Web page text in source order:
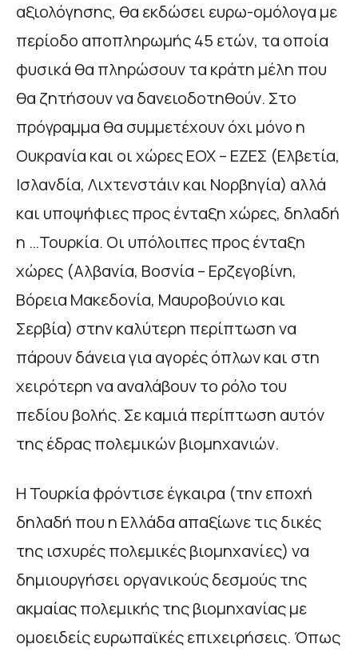
αξιολόγησης, θα εκδώσει ευρω-ομόλογα με
περίοδο αποπληρωμής 45 ετών, τα οποία
φυσικά θα πληρώσουν τα κράτη μέλη που
θα ζητήσουν να δανειοδοτηθούν. Στο
πρόγραμμα θα συμμετέχουν όχι μόνο η
Ουκρανία και οι χώρες ΕΟΧ – ΕΖΕΣ (Ελβετία,
Ισλανδία, Λιχτενστάιν και Νορβηγία) αλλά
και υποψήφιες προς ένταξη χώρες, δηλαδή
η …Τουρκία. Οι υπόλοιπες προς ένταξη
χώρες (Αλβανία, Βοσνία – Ερζεγοβίνη,
Βόρεια Μακεδονία, Μαυροβούνιο και
Σερβία) στην καλύτερη περίπτωση να
πάρουν δάνεια για αγορές όπλων και στη
χειρότερη να αναλάβουν το ρόλο του
πεδίου βολής. Σε καμιά περίπτωση αυτόν
της έδρας πολεμικών βιομηχανιών.
Η Τουρκία φρόντισε έγκαιρα (την εποχή
δηλαδή που η Ελλάδα απαξίωνε τις δικές
της ισχυρές πολεμικές βιομηχανίες) να
δημιουργήσει οργανικούς δεσμούς της
ακμαίας πολεμικής της βιομηχανίας με
ομοειδείς ευρωπαϊκές επιχειρήσεις. Όπως